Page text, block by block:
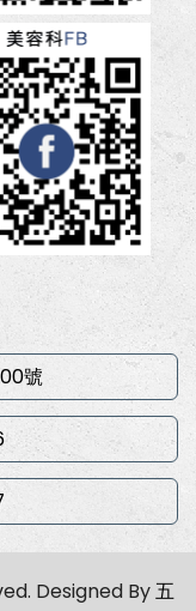
號
Designed By五